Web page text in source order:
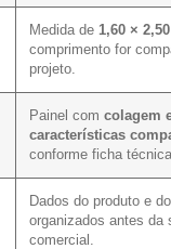
Medida de 1,60 ×
comprimento for
projeto.
Painel com colagem
características
conforme ficha técnica.
Dados do produto e
organizados antes da
comercial.